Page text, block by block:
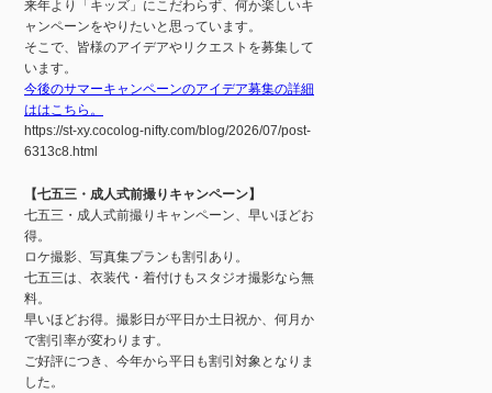
来年より「キッズ」にこだわらず、何か楽しいキ
ャンペーンをやりたいと思っています。
そこで、皆様のアイデアやリクエストを募集して
います。
今後のサマーキャンペーンのアイデア募集の詳細
ははこちら。
https://st-xy.cocolog-nifty.com/blog/2026/07/post-
6313c8.html
【七五三・成人式前撮りキャンペーン】
七五三・成人式前撮りキャンペーン、早いほどお
得。
ロケ撮影、写真集プランも割引あり。
七五三は、衣装代・着付けもスタジオ撮影なら無
料。
早いほどお得。撮影日が平日か土日祝か、何月か
で割引率が変わります。
ご好評につき、今年から平日も割引対象となりま
した。